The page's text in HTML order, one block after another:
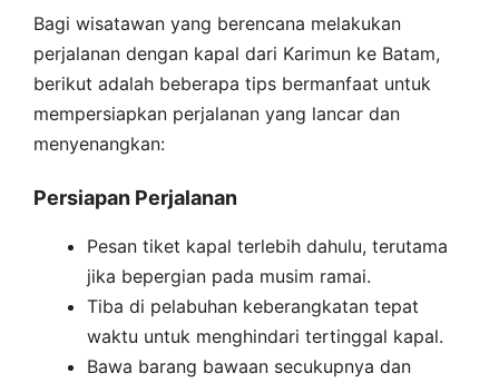
Bagi wisatawan yang berencana melakukan
perjalanan dengan kapal dari Karimun ke Batam,
berikut adalah beberapa tips bermanfaat untuk
mempersiapkan perjalanan yang lancar dan
menyenangkan:
Persiapan Perjalanan
Pesan tiket kapal terlebih dahulu, terutama
jika bepergian pada musim ramai.
Tiba di pelabuhan keberangkatan tepat
waktu untuk menghindari tertinggal kapal.
Bawa barang bawaan secukupnya dan